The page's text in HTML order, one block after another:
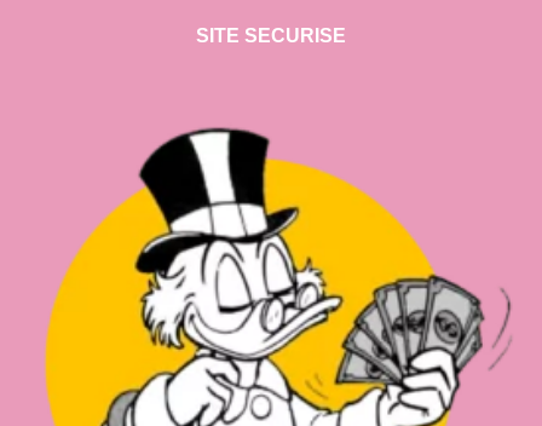
SITE SECURISE